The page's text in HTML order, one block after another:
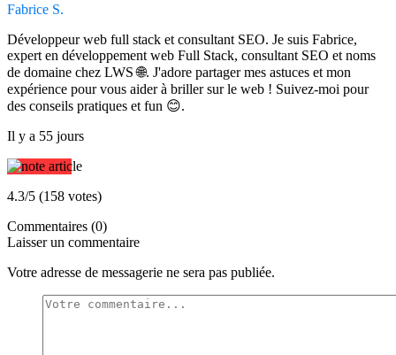
Fabrice S.
Développeur web full stack et consultant SEO. Je suis Fabrice,
expert en développement web Full Stack, consultant SEO et noms
de domaine chez LWS 🌐. J'adore partager mes astuces et mon
expérience pour vous aider à briller sur le web ! Suivez-moi pour
des conseils pratiques et fun 😊.
Il y a 55 jours
4.3/5 (158 votes)
Commentaires (0)
Laisser un commentaire
Votre adresse de messagerie ne sera pas publiée.